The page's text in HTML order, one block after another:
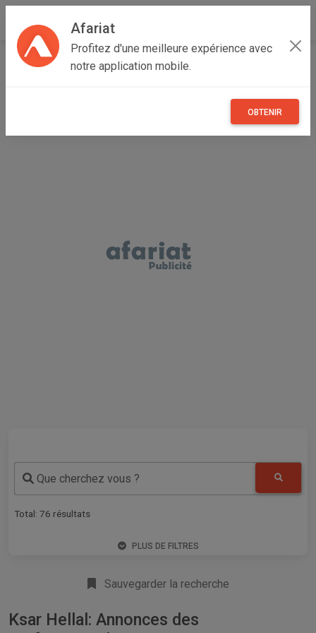
Afariat
Profitez d'une meilleure expérience avec
notre application mobile.
OBTENIR
Accueil Recherche Professionnel
Que cherchez vous ?
Total: 76 résultats
PLUS DE FILTRES
Sauvegarder la recherche
Ksar Hellal: Annonces des